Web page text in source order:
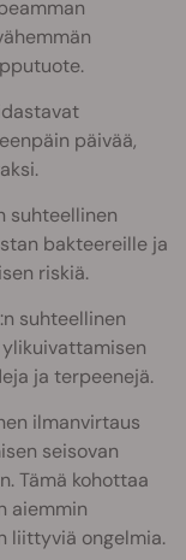
päivää,
suhteellinen
bakteereille ja
riskiä.
suhteellinen
ja terpeenejä.
ilmanvirtaus
seisovan
Tämä kohottaa
aiemmin
liittyviä ongelmia.